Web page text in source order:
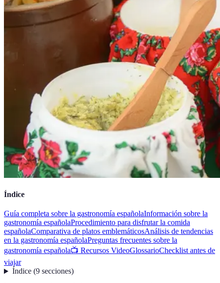
Índice
Guía completa sobre la gastronomía españolaInformación sobre la
gastronomía españolaProcedimiento para disfrutar la comida
españolaComparativa de platos emblemáticosAnálisis de tendencias
en la gastronomía españolaPreguntas frecuentes sobre la
gastronomía española📺 Recursos VideoGlossarioChecklist antes de
viajar
Índice(9 secciones)